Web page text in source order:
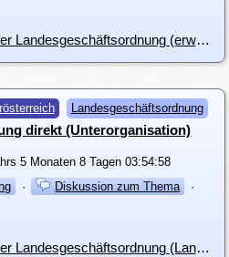
i2751: Entfernung von §8 der Landesgeschäftsordnung (erweiterter Landesvorstand)
Landesgeschäftsordnung
direkt (Unterorganisation)
5 Monaten 8 Tagen 03:54:58
· Diskussion zum Thema
·
i2752: Entfernung von §9 der Landesgeschäftsordnung (Landesvorstand)